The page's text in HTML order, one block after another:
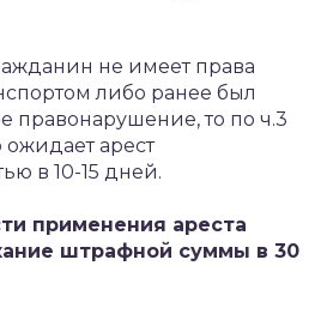
не имеет права
либо ранее был
правонарушение, то по ч.3
ожидает арест
в 10-15 дней.
применения ареста
штрафной суммы в 30